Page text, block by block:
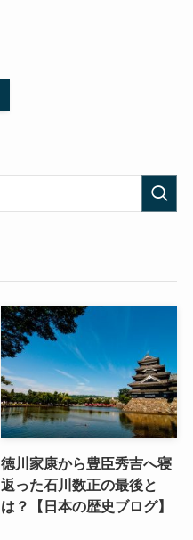
徳川家康から豊臣秀吉へ寝
返った石川数正の最後と
は？【日本の歴史ブログ】